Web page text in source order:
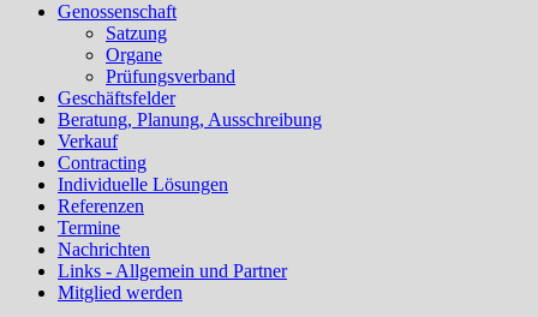
Genossenschaft
Satzung
Organe
Prüfungsverband
Geschäftsfelder
Beratung, Planung, Ausschreibung
Verkauf
Contracting
Individuelle Lösungen
Referenzen
Termine
Nachrichten
Links - Allgemein und Partner
Mitglied werden